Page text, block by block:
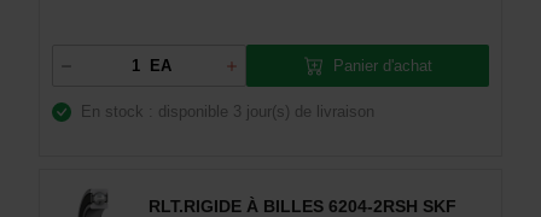
EA Panier d'achat
En stock : disponible 3 jour(s) de livraison
RLT.RIGIDE À BILLES 6204-2RSH SKF